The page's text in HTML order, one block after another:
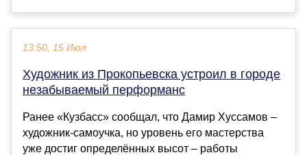
13:50, 15 Июл
Художник из Прокопьевска устроил в городе
незабываемый перформанс
Ранее «Кузбасс» сообщал, что Дамир Хуссамов –
художник-самоучка, но уровень его мастерства
уже достиг определённых высот – работы